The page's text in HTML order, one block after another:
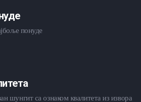
понуде
шунгит са ознаком квалитета из извора